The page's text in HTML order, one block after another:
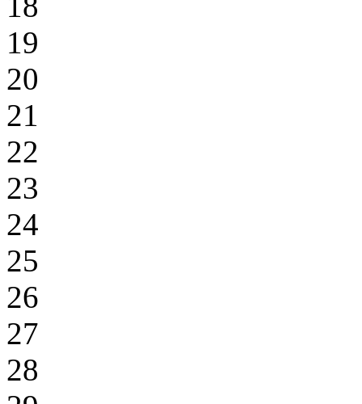
19
20
21
22
23
24
25
26
27
28